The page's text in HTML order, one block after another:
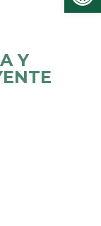
Y